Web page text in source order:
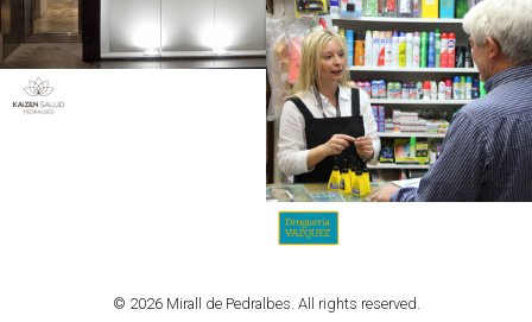
© 2026 Mirall de Pedralbes. All rights reserved.